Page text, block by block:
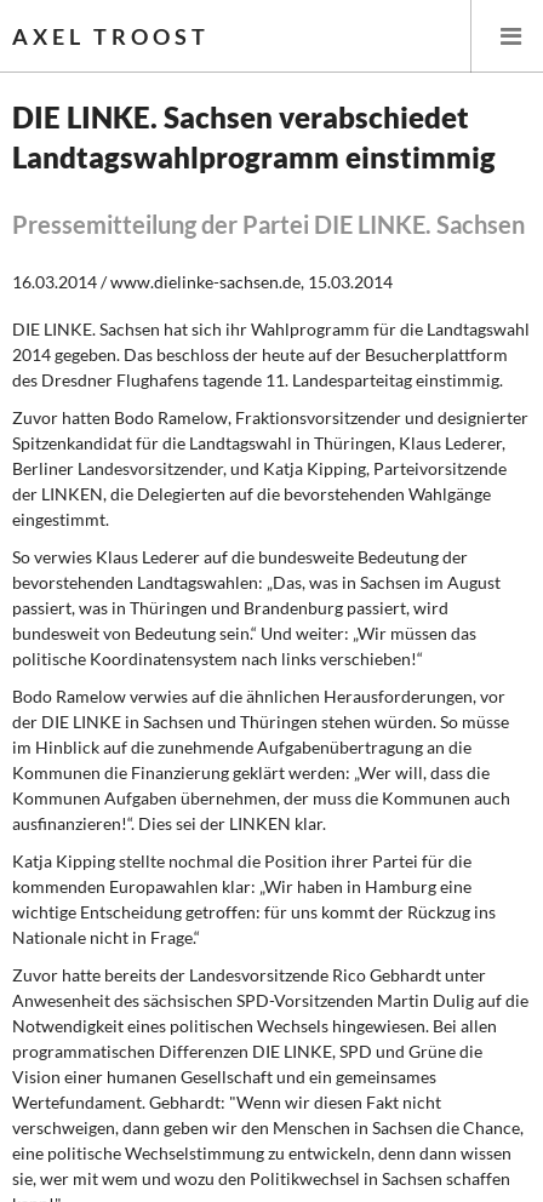
AXEL TROOST
Startseite
Themen
Leitlinien linker Wirtschafts- und Finanzpolitik
Wirtschaftspolitik
Steuer- und Finanzpolitik
Öffentliche Infrastruktur und Daseinsvorsorge
Eurokrise und Griechenland
DIE LINKE
Weitere Themen
Memo-Gruppe
Institut Solidarische Moderne
Rosa-Luxemburg-Stiftung
Über mich
Kontakt
DIE LINKE. Sachsen verabschiedet
Landtagswahlprogramm einstimmig
Pressemitteilung der Partei DIE LINKE. Sachsen
16.03.2014 / www.dielinke-sachsen.de, 15.03.2014
DIE LINKE. Sachsen hat sich ihr Wahlprogramm für die Landtagswahl
2014 gegeben. Das beschloss der heute auf der Besucherplattform
des Dresdner Flughafens tagende 11. Landesparteitag einstimmig.
Zuvor hatten Bodo Ramelow, Fraktionsvorsitzender und designierter
Spitzenkandidat für die Landtagswahl in Thüringen, Klaus Lederer,
Berliner Landesvorsitzender, und Katja Kipping, Parteivorsitzende
der LINKEN, die Delegierten auf die bevorstehenden Wahlgänge
eingestimmt.
So verwies Klaus Ledererauf die bundesweite Bedeutung der
bevorstehenden Landtagswahlen: „Das, was in Sachsen im August
passiert, was in Thüringen und Brandenburg passiert, wird
bundesweit von Bedeutung sein.“ Und weiter: „Wir müssen das
politische Koordinatensystem nach links verschieben!“
Bodo Ramelowverwies auf die ähnlichen Herausforderungen, vor
der DIE LINKE in Sachsen und Thüringen stehen würden. So müsse
im Hinblick auf die zunehmende Aufgabenübertragung an die
Kommunen die Finanzierung geklärt werden: „Wer will, dass die
Kommunen Aufgaben übernehmen, der muss die Kommunen auch
ausfinanzieren!“. Dies sei der LINKEN klar.
Katja Kippingstellte nochmal die Position ihrer Partei für die
kommenden Europawahlen klar: „Wir haben in Hamburg eine
wichtige Entscheidung getroffen: für uns kommt der Rückzug ins
Nationale nicht in Frage.“
Zuvor hatte bereits der Landesvorsitzende Rico Gebhardtunter
Anwesenheit des sächsischen SPD-Vorsitzenden Martin Dulig auf die
Notwendigkeit eines politischen Wechsels hingewiesen. Bei allen
programmatischen Differenzen DIE LINKE, SPD und Grüne die
Vision einer humanen Gesellschaft und ein gemeinsames
Wertefundament. Gebhardt: "Wenn wir diesen Fakt nicht
verschweigen, dann geben wir den Menschen in Sachsen die Chance,
eine politische Wechselstimmung zu entwickeln, denn dann wissen
sie, wer mit wem und wozu den Politikwechsel in Sachsen schaffen